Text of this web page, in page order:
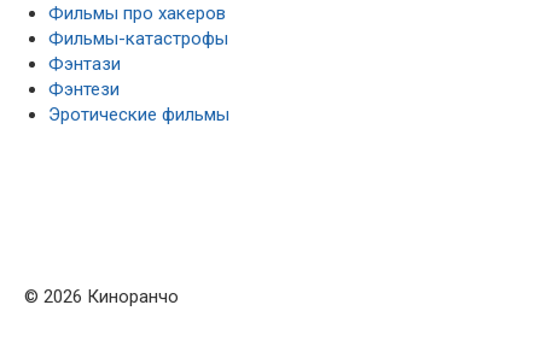
Фильмы про хакеров
Фильмы-катастрофы
Фэнтази
Фэнтези
Эротические фильмы
© 2026 Киноранчо